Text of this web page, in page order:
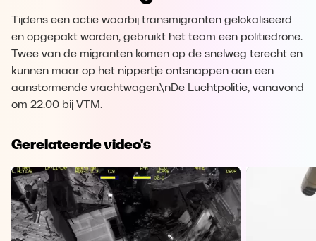
Tijdens een actie waarbij transmigranten gelokaliseerd
en opgepakt worden, gebruikt het team een politiedrone.
Twee van de migranten komen op de snelweg terecht en
kunnen maar op het nippertje ontsnappen aan een
aanstormende vrachtwagen.\nDe Luchtpolitie, vanavond
om 22.00 bij VTM.
Gerelateerde video's